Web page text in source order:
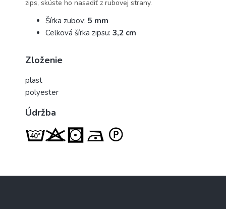
zips, skúste ho nasadiť z rubovej strany.
Šírka zubov: 5 mm
Celková šírka zipsu: 3,2 cm
Zloženie
plast
polyester
Údržba